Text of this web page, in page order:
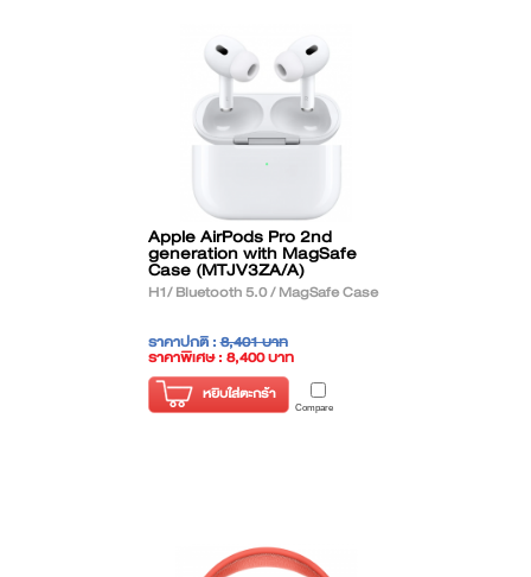
Apple AirPods Pro 2nd
generation with MagSafe
Case (MTJV3ZA/A)
H1/ Bluetooth 5.0 / MagSafe Case
ราคาปกติ :8,401 บาท
ราคาพิเศษ : 8,400 บาท
( ราคาไม่รวมภาษี )
หยิบใส่ตะกร้า
Compare